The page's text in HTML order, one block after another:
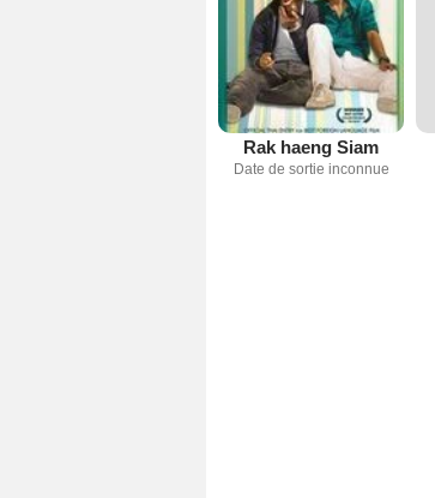
Rak haeng Siam
Date de sortie inconnue